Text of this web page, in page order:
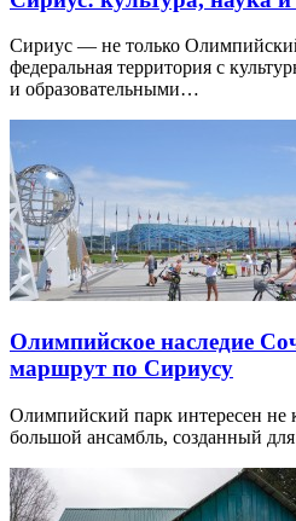
Сириус — не только
федеральная территория с
и образовательными…
Олимпийское наследие
маршрут по Сириусу
Олимпийский парк интересен не
большой ансамбль, созданный